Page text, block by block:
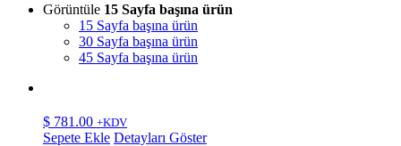
Görüntüle 15 Sayfa başına ürün
15 Sayfa başına ürün
30 Sayfa başına ürün
45 Sayfa başına ürün
$ 781.00 +KDV
Sepete Ekle Detayları Göster